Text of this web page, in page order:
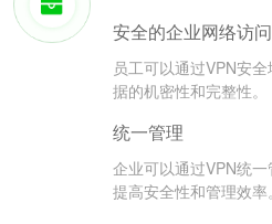
安全的企业网络访问
员工可以通过VPN安
据的机密性和完整性。
统一管理
企业可以通过VPN统
提高安全性和管理效率。